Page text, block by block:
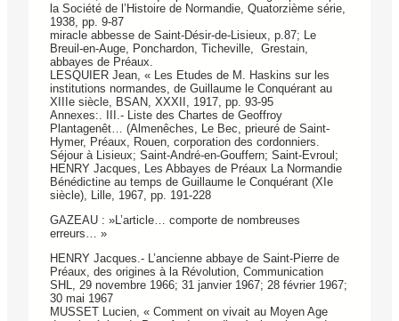
la Société de l’Histoire de Normandie, Quatorzième série,
1938, pp. 9-87
miracle abbesse de Saint-Désir-de-Lisieux, p.87; Le
Breuil-en-Auge, Ponchardon, Ticheville, Grestain,
abbayes de Préaux.
LESQUIER Jean, « Les Etudes de M. Haskins sur les
institutions normandes, de Guillaume le Conquérant au
XIIIe siècle, BSAN, XXXII, 1917, pp. 93-95
Annexes:. III.- Liste des Chartes de Geoffroy
Plantagenêt… (Almenêches, Le Bec, prieuré de Saint-
Hymer, Préaux, Rouen, corporation des cordonniers.
Séjour à Lisieux; Saint-André-en-Gouffern; Saint-Evroul;
HENRY Jacques, Les Abbayes de Préaux La Normandie
Bénédictine au temps de Guillaume le Conquérant (XIe
siècle), Lille, 1967, pp. 191-228
GAZEAU : »L’article… comporte de nombreuses
erreurs… »
HENRY Jacques.- L’ancienne abbaye de Saint-Pierre de
Préaux, des origines à la Révolution, Communication
SHL, 29 novembre 1966; 31 janvier 1967; 28 février 1967;
30 mai 1967
MUSSET Lucien, « Comment on vivait au Moyen Age